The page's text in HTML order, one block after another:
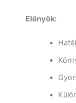
Előnyök: